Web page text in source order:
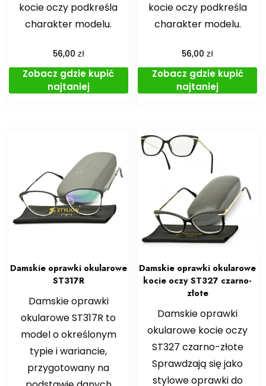
kocie oczy podkreśla
charakter modelu.
56,00 zł
Zobacz gdzie kupić
najtaniej
kocie oczy podkreśla
charakter modelu.
56,00zł
Zobacz gdzie kupić
najtaniej
Damskie oprawki okularowe
ST317R
Damskie oprawki
okularowe ST317R to
model o określonym
typie i wariancie,
przygotowany na
Damskie oprawki okularowe
kocie oczy ST327 czarno-
złote
Damskie oprawki
okularowe kocie oczy
ST327 czarno-złote
Sprawdzają się jako
stylowe oprawki do